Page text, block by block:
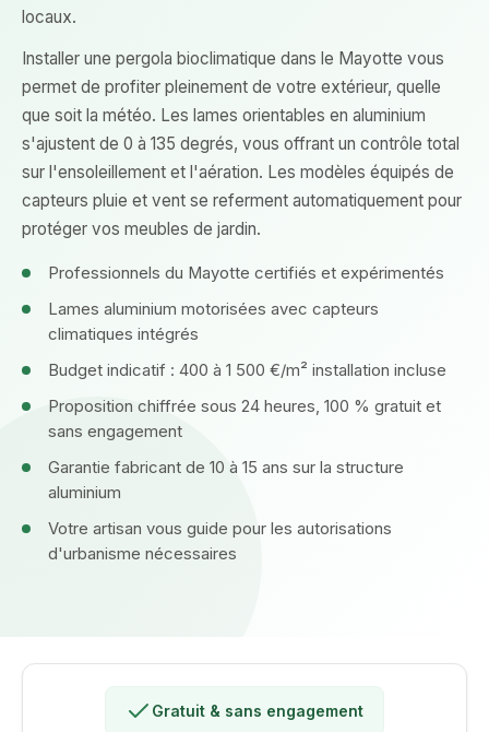
locaux.
Installer une pergola bioclimatique dans le Mayotte vous
permet de profiter pleinement de votre extérieur, quelle
que soit la météo. Les lames orientables en aluminium
s'ajustent de 0 à 135 degrés, vous offrant un contrôle total
sur l'ensoleillement et l'aération. Les modèles équipés de
capteurs pluie et vent se referment automatiquement pour
protéger vos meubles de jardin.
Professionnels du Mayotte certifiés et expérimentés
Lames aluminium motorisées avec capteurs
climatiques intégrés
Budget indicatif : 400 à 1 500 €/m² installation incluse
Proposition chiffrée sous 24 heures, 100 % gratuit et
sans engagement
Garantie fabricant de 10 à 15 ans sur la structure
aluminium
Votre artisan vous guide pour les autorisations
d'urbanisme nécessaires
Gratuit & sans engagement